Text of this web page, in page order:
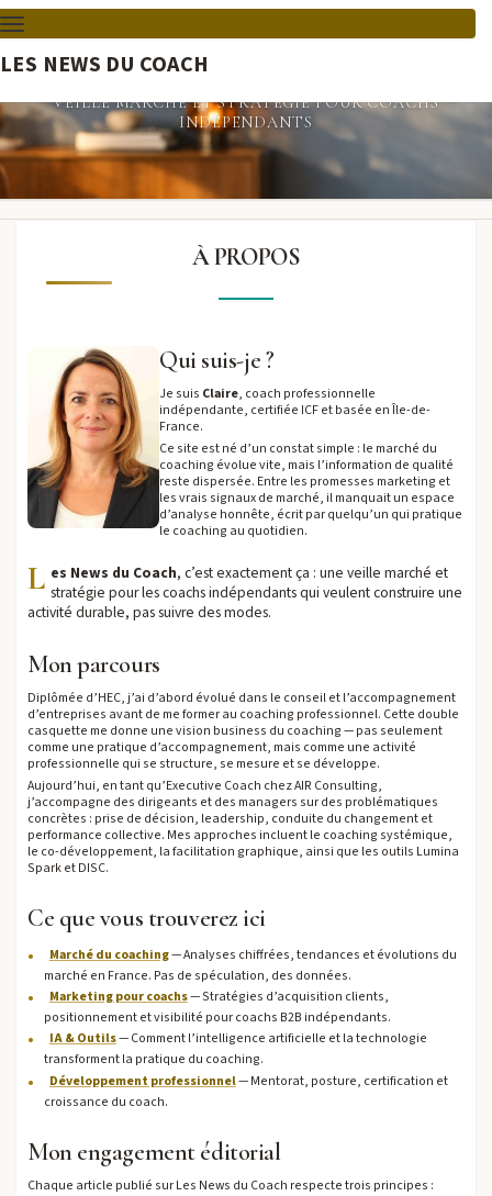
NAVIGATION
LES NEWS DU COACH
LES NEWS DU COACH
VEILLE MARCHÉ ET STRATÉGIE POUR COACHS
INDÉPENDANTS
À
PROPOS
À PROPOS
Qui suis-je ?
Je suis Claire, coach professionnelle
indépendante, certifiée ICF et basée en Île-de-
France.
Ce site est né d’un constat simple : le marché du
coaching évolue vite, mais l’information de qualité
reste dispersée. Entre les promesses marketing et
les vrais signaux de marché, il manquait un espace
d’analyse honnête, écrit par quelqu’un qui pratique
le coaching au quotidien.
L es News du Coach, c’est exactement ça : une veille marché et
stratégie pour les coachs indépendants qui veulent construire une
activité durable, pas suivre des modes.
Mon parcours
Diplômée d’HEC, j’ai d’abord évolué dans le conseil et l’accompagnement
d’entreprises avant de me former au coaching professionnel. Cette double
casquette me donne une vision business du coaching — pas seulement
comme une pratique d’accompagnement, mais comme une activité
professionnelle qui se structure, se mesure et se développe.
Aujourd’hui, en tant qu’Executive Coach chez AIR Consulting,
j’accompagne des dirigeants et des managers sur des problématiques
concrètes : prise de décision, leadership, conduite du changement et
performance collective. Mes approches incluent le coaching systémique,
le co-développement, la facilitation graphique, ainsi que les outils Lumina
Spark et DISC.
Ce que vous trouverez ici
Marché du coaching— Analyses chiffrées, tendances et évolutions du
marché en France. Pas de spéculation, des données.
Marketing pour coachs— Stratégies d’acquisition clients,
positionnement et visibilité pour coachs B2B indépendants.
IA & Outils— Comment l’intelligence artificielle et la technologie
transforment la pratique du coaching.
Développement professionnel— Mentorat, posture, certification et
croissance du coach.
Mon engagement éditorial
Chaque article publié sur Les News du Coach respecte trois principes :